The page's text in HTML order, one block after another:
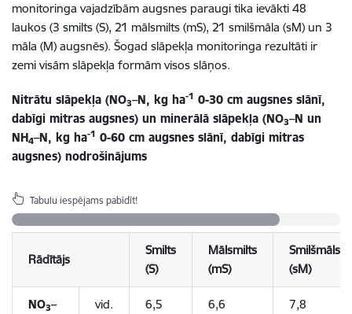
monitoringa vajadzībām augsnes paraugi tika ievākti 48
laukos (3 smilts (S), 21 mālsmilts (mS), 21 smilšmāla (sM) un 3
māla (M) augsnēs). Šogad slāpekļa monitoringa rezultāti ir
zemi visām slāpekļa formām visos slāņos.
Nitrātu slāpekļa (NO3–N, kg ha-1 0-30 cm augsnes slānī,
dabīgi mitras augsnes) un minerālā slāpekļa (NO3–N un
NH4–N, kg ha-1 0-60 cm augsnes slānī, dabīgi mitras
augsnes) nodrošinājums
Tabulu iespējams pabīdīt!
Rādītājs
Smilts
(S)
Mālsmilts
(mS)
Smilšmāls
(sM)
NO3–
vid. 6,5 6,6 7,8